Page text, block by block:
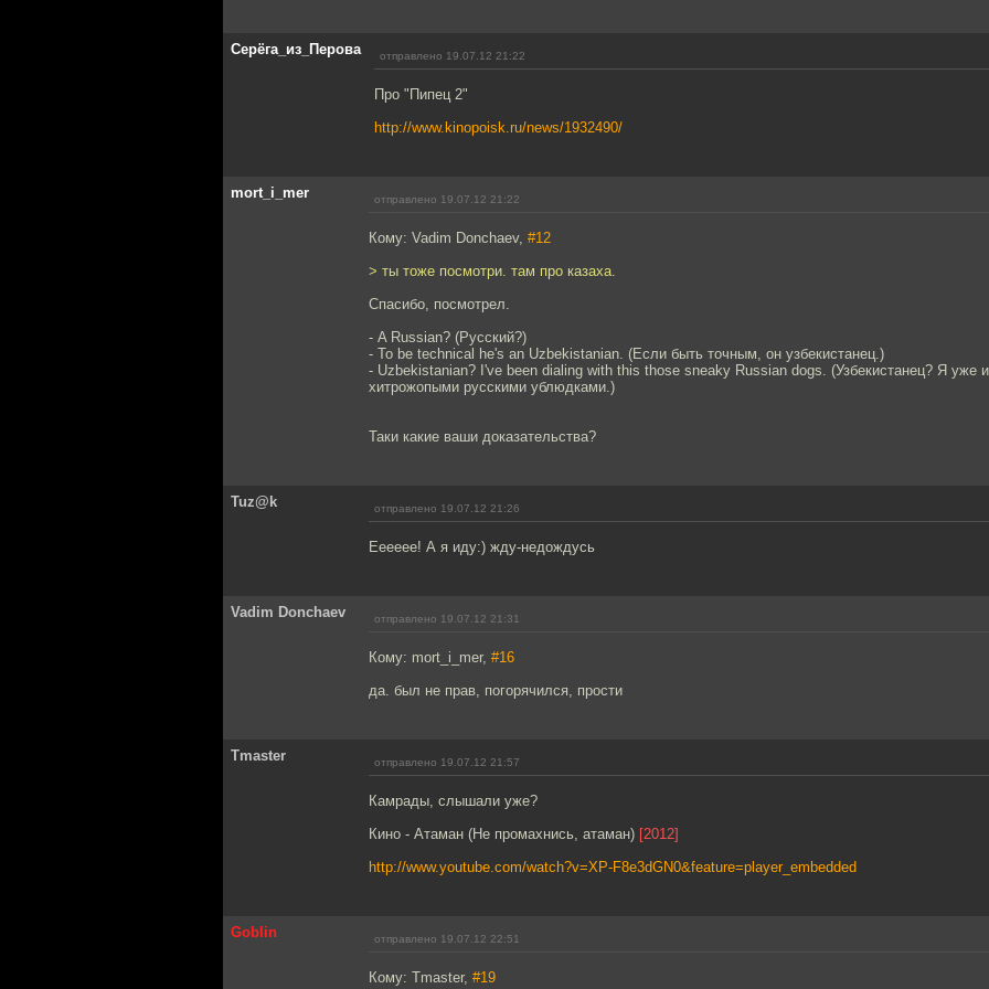
Серёга_из_Перова отправлено 19.07.12 21:22
Про "Пипец 2"
http://www.kinopoisk.ru/news/1932490/
mort_i_mer отправлено 19.07.12 21:22
Кому: Vadim Donchaev, #12
> ты тоже посмотри. там про казаха.
Спасибо, посмотрел.
- A Russian? (Русский?)
- To be technical he's an Uzbekistanian. (Если быть точным, он узбекистанец.)
- Uzbekistanian? I've been dialing with this those sneaky Russian dogs. (Узбекистанец? Я уже
хитрожопыми русскими ублюдками.)
Таки какие ваши доказательства?
Tuz@k отправлено 19.07.12 21:26
Ееееее! А я иду:) жду-недождусь
Vadim Donchaev отправлено 19.07.12 21:31
Кому: mort_i_mer, #16
да. был не прав, погорячился, прости
Tmaster отправлено 19.07.12 21:57
Камрады, слышали уже?
Кино - Атаман (Hе промахнись, атаман) [2012]
http://www.youtube.com/watch?v=XP-F8e3dGN0&feature=player_embedded
Goblin отправлено 19.07.12 22:51
Кому: Tmaster, #19